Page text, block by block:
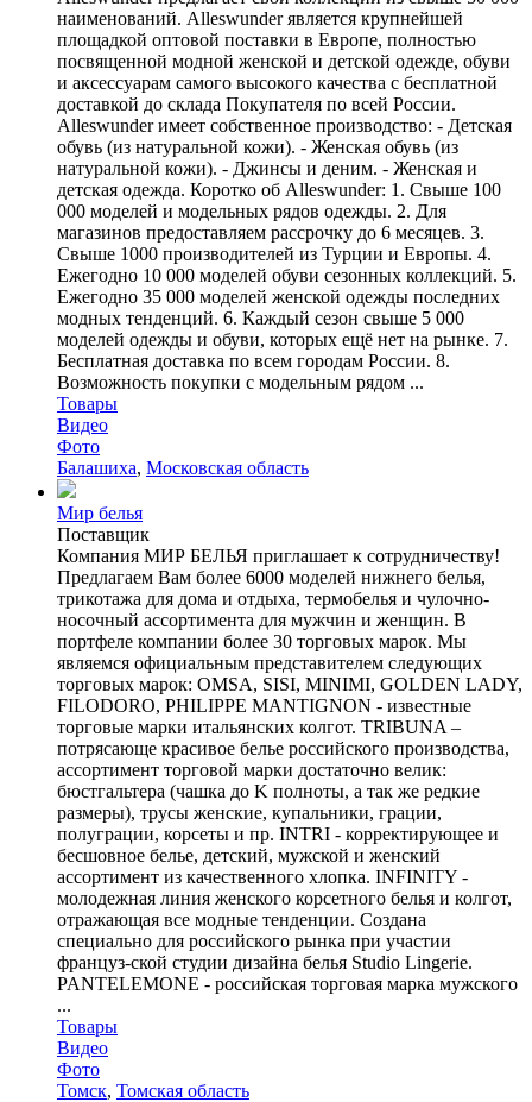
наименований. Alleswunder является крупнейшей
площадкой оптовой поставки в Европе, полностью
посвященной модной женской и детской одежде, обуви
и аксессуарам самого высокого качества с бесплатной
доставкой до склада Покупателя по всей России.
Alleswunder имеет собственное производство: - Детская
обувь (из натуральной кожи). - Женская обувь (из
натуральной кожи). - Джинсы и деним. - Женская и
детская одежда. Коротко об Alleswunder: 1. Свыше 100
000 моделей и модельных рядов одежды. 2. Для
магазинов предоставляем рассрочку до 6 месяцев. 3.
Свыше 1000 производителей из Турции и Европы. 4.
Ежегодно 10 000 моделей обуви сезонных коллекций. 5.
Ежегодно 35 000 моделей женской одежды последних
модных тенденций. 6. Каждый сезон свыше 5 000
моделей одежды и обуви, которых ещё нет на рынке. 7.
Бесплатная доставка по всем городам России. 8.
Возможность покупки с модельным рядом ...
Товары
Видео
Фото
Балашиха, Московская область
Мир белья
Поставщик
Компания МИР БЕЛЬЯ приглашает к сотрудничеству!
Предлагаем Вам более 6000 моделей нижнего белья,
трикотажа для дома и отдыха, термобелья и чулочно-
носочный ассортимента для мужчин и женщин. В
портфеле компании более 30 торговых марок. Мы
являемся официальным представителем следующих
торговых марок: OMSA, SISI, MINIMI, GOLDEN LADY,
FILODORO, PHILIPPE MANTIGNON - известные
торговые марки итальянских колгот. TRIBUNA –
потрясающе красивое белье российского производства,
ассортимент торговой марки достаточно велик:
бюстгальтера (чашка до K полноты, а так же редкие
размеры), трусы женские, купальники, грации,
полуграции, корсеты и пр. INTRI - корректирующее и
бесшовное белье, детcкий, мужской и женский
ассортимент из качественного хлопка. INFINITY -
молодежная линия женского корсетного белья и колгот,
отражающая все модные тенденции. Создана
специально для российского рынка при участии
француз-ской студии дизайна белья Studio Lingerie.
PANTELEMONE - российская торговая марка мужского
...
Товары
Видео
Фото
Томск, Томская область